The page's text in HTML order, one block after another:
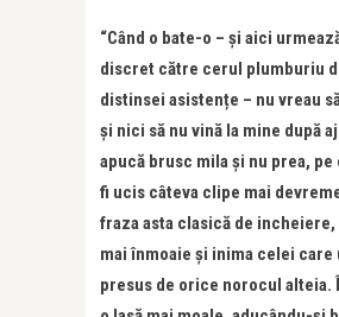
“Când o bate-o – și aici
discret către cerul plumburiu
distinsei asistențe – nu vreau
și nici să nu vină la mine după
apucă brusc mila și nu prea, pe
fi ucis câteva clipe mai
fraza asta clasică de incheiere,
mai înmoaie și inima celei care
presus de orice norocul alteia.